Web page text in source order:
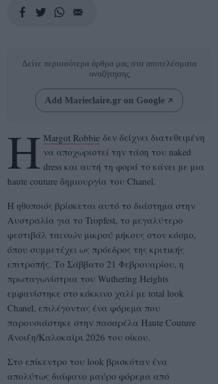
Δείτε περισσότερα άρθρα μας στα αποτελέσματα
αναζήτησης
Add Marieclaire.gr on Google
Η Μargot Robbieδεν δείχνει διατεθειμένη
να αποχωριστεί την τάση του naked
dress και αυτή τη φορά το κάνει με μια
haute couture δημιουργία του Chanel.
Η ηθοποιός βρίσκεται αυτό το διάστημα στην
Αυστραλία για το Tropfest, το μεγαλύτερο
φεστιβάλ ταινιών μικρού μήκους στον κόσμο,
όπου συμμετέχει ως πρόεδρος της κριτικής
επιτροπής. Το Σάββατο 21 Φεβρουαρίου, η
πρωταγωνίστρια του Wuthering Heights
εμφανίστηκε στο κόκκινο χαλί με total look
Chanel, επιλέγοντας ένα φόρεμα που
παρουσιάστηκε στην πασαρέλα Haute Couture
Άνοιξη/Καλοκαίρι 2026 του οίκου.
Στο επίκεντρο του look βρισκόταν ένα
απολύτως διάφανο μαύρο φόρεμα από